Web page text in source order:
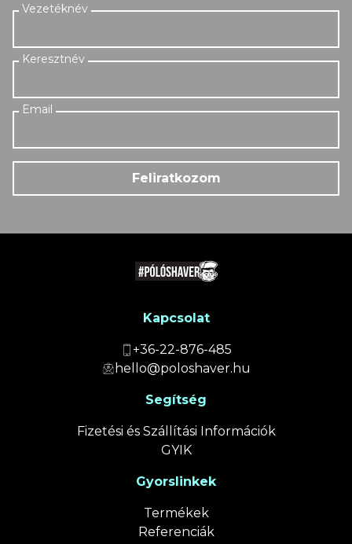
Feliratkozom
Kapcsolat
+36-22-876-485
hello@poloshaver.hu
Segítség
Fizetési és Szállítási Információk
GYIK
Gyorslinkek
Termékek
Referenciák